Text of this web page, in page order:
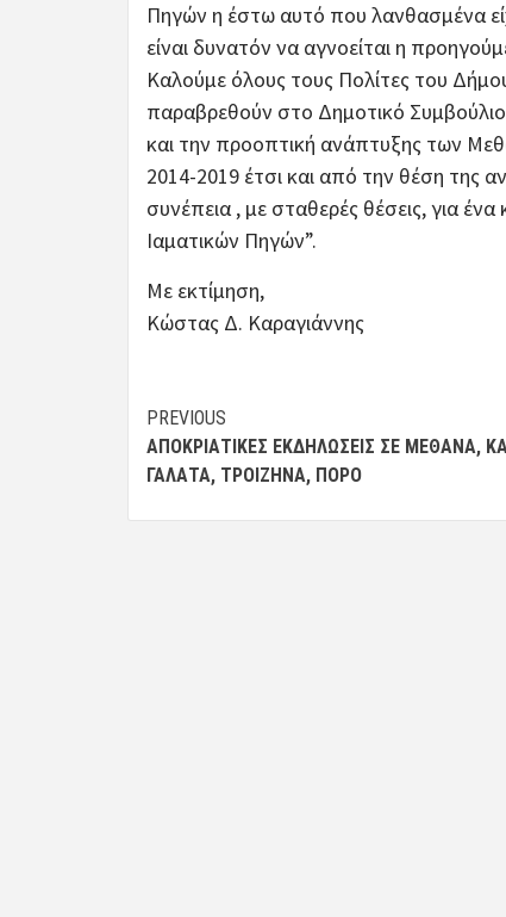
Πηγών η έστω αυτό που λανθασμένα
είναι δυνατόν να αγνοείται η
Καλούμε όλους τους Πολίτες του
παραβρεθούν στο Δημοτικό
και την προοπτική ανάπτυξης των
2014-2019 έτσι και από την θέση της
συνέπεια , με σταθερές θέσεις, για
Ιαματικών Πηγών”.
Με εκτίμηση,
Κώστας Δ. Καραγιάννης
Post
navigation
PREVIOUS
ΑΠΟΚΡΙΆΤΙΚΕΣ ΕΚΔΗΛΏΣΕΙΣ ΣΕ ΜΈΘΑΝΑ,
ΓΑΛΑΤΆ, ΤΡΟΙΖΉΝΑ, ΠΌΡΟ